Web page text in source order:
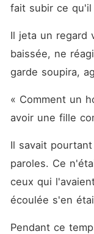
fait subir ce
Il jeta un regard
baissée, ne
garde soupira,
« Comment un
avoir une fille
Il savait
paroles. Ce
ceux qui
écoulée s'en
Pendant ce